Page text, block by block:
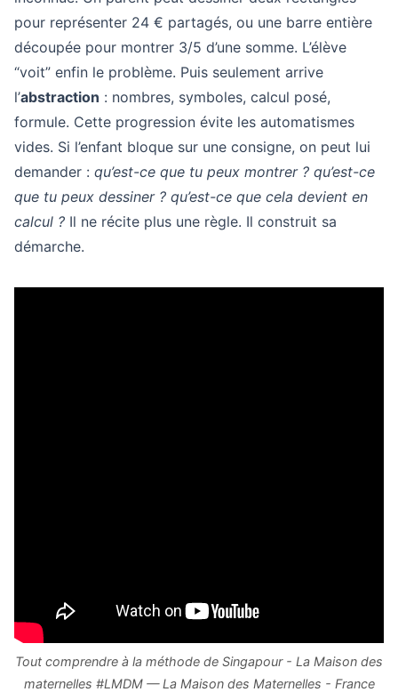
pour représenter 24 € partagés, ou une barre entière
découpée pour montrer 3/5 d’une somme. L’élève
“voit” enfin le problème. Puis seulement arrive
l’abstraction : nombres, symboles, calcul posé,
formule. Cette progression évite les automatismes
vides. Si l’enfant bloque sur une consigne, on peut lui
demander : qu’est-ce que tu peux montrer ? qu’est-ce
que tu peux dessiner ? qu’est-ce que cela devient en
calcul ? Il ne récite plus une règle. Il construit sa
démarche.
Tout comprendre à la méthode de Singapour - La Maison des
maternelles #LMDM — La Maison des Maternelles - France